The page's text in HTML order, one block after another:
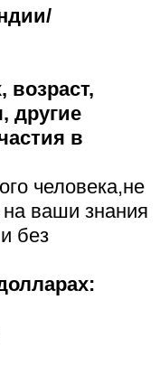
возраст,
другие
в
человека,не
ваши знания
без